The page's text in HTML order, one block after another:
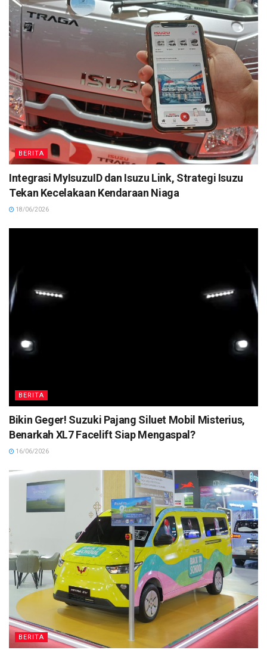
BERITA
Integrasi MyIsuzuID dan Isuzu Link, Strategi Isuzu
Tekan Kecelakaan Kendaraan Niaga
18/06/2026
BERITA
Bikin Geger! Suzuki Pajang Siluet Mobil Misterius,
Benarkah XL7 Facelift Siap Mengaspal?
16/06/2026
BERITA